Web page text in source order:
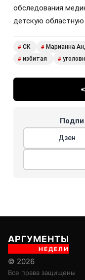
обследования
детскую областную
# СК # Марианна
# избитая #
Дзен
АРГУМЕНТЫ
НЕДЕЛИ
© 2026
Все права защищены